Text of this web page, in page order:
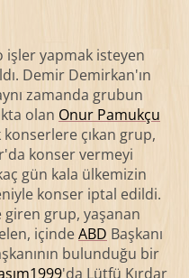
işler yapmak isteyen
Demir Demirkan'ın
zamanda grubun
olan Onur Pamukçu
çıkan grup,
konser vermeyi
gün kala ülkemizin
konser iptal edildi.
grup, yaşanan
içindeABD Başkanı
bulunduğu bir
1999'da Lütfü Kırdar